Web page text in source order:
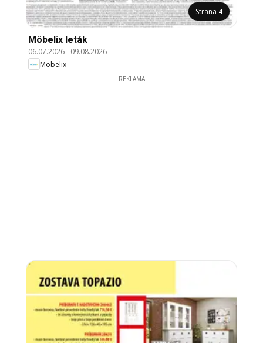
Strana 4
Möbelix leták
06.07.2026- 09.08.2026
Möbelix
REKLAMA